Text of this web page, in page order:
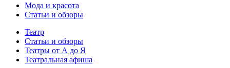
Мода и красота
Статьи и обзоры
Театр
Статьи и обзоры
Театры от А до Я
Театральная афиша